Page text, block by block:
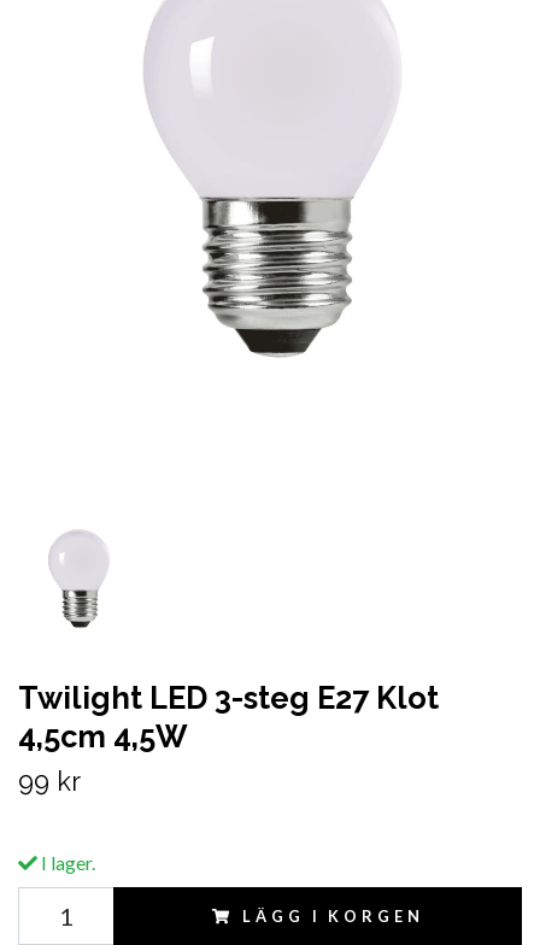
Twilight LED 3-steg E27 Klot
4,5cm 4,5W
99 kr
I lager.
LÄGG I KORGEN